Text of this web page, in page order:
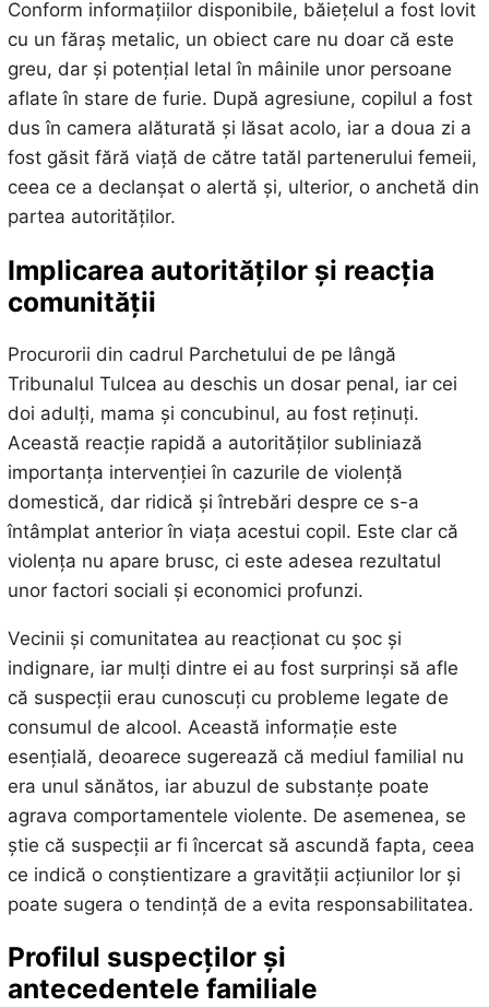
Conform informațiilor disponibile, băiețelul a fost lovit
cu un făraș metalic, un obiect care nu doar că este
greu, dar și potențial letal în mâinile unor persoane
aflate în stare de furie. După agresiune, copilul a fost
dus în camera alăturată și lăsat acolo, iar a doua zi a
fost găsit fără viață de către tatăl partenerului femeii,
ceea ce a declanșat o alertă și, ulterior, o anchetă din
partea autorităților.
Implicarea autorităților și reacția
comunității
Procurorii din cadrul Parchetului de pe lângă
Tribunalul Tulcea au deschis un dosar penal, iar cei
doi adulți, mama și concubinul, au fost reținuți.
Această reacție rapidă a autorităților subliniază
importanța intervenției în cazurile de violență
domestică, dar ridică și întrebări despre ce s-a
întâmplat anterior în viața acestui copil. Este clar că
violența nu apare brusc, ci este adesea rezultatul
unor factori sociali și economici profunzi.
Vecinii și comunitatea au reacționat cu șoc și
indignare, iar mulți dintre ei au fost surprinși să afle
că suspecții erau cunoscuți cu probleme legate de
consumul de alcool. Această informație este
esențială, deoarece sugerează că mediul familial nu
era unul sănătos, iar abuzul de substanțe poate
agrava comportamentele violente. De asemenea, se
știe că suspecții ar fi încercat să ascundă fapta, ceea
ce indică o conștientizare a gravității acțiunilor lor și
poate sugera o tendință de a evita responsabilitatea.
Profilul suspecților și
antecedentele familiale